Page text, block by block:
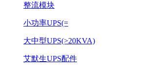
整流模块
小功率UPS(=
大中型UPS(>20KVA)
艾默生UPS配件